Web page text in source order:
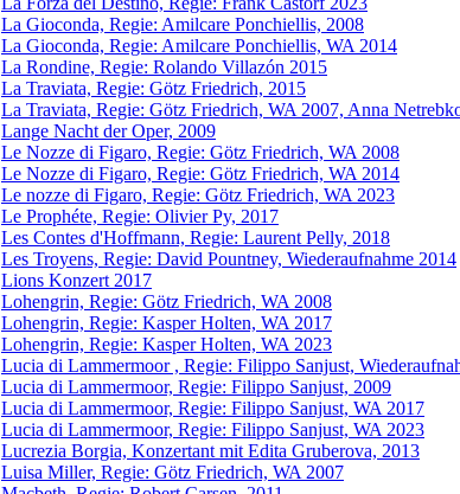
La Gioconda, Regie: Amilcare Ponchiellis, 2008
La Gioconda, Regie: Amilcare Ponchiellis, WA 2014
La Rondine, Regie: Rolando Villazón 2015
La Traviata, Regie: Götz Friedrich, 2015
La Traviata, Regie: Götz Friedrich, WA 2007, Anna
Lange Nacht der Oper, 2009
Le Nozze di Figaro, Regie: Götz Friedrich, WA 2008
Le Nozze di Figaro, Regie: Götz Friedrich, WA 2014
Le nozze di Figaro, Regie: Götz Friedrich, WA 2023
Le Prophéte, Regie: Olivier Py, 2017
Les Contes d'Hoffmann, Regie: Laurent Pelly, 2018
Les Troyens, Regie: David Pountney, Wiederaufnahme 2014
Lions Konzert 2017
Lohengrin, Regie: Götz Friedrich, WA 2008
Lohengrin, Regie: Kasper Holten, WA 2017
Lohengrin, Regie: Kasper Holten, WA 2023
Lucia di Lammermoor , Regie: Filippo Sanjust,
Lucia di Lammermoor, Regie: Filippo Sanjust, 2009
Lucia di Lammermoor, Regie: Filippo Sanjust, WA 2017
Lucia di Lammermoor, Regie: Filippo Sanjust, WA 2023
Lucrezia Borgia, Konzertant mit Edita Gruberova, 2013
Luisa Miller, Regie: Götz Friedrich, WA 2007